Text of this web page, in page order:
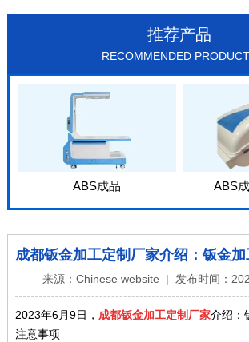
推荐产品
RECOMMENDED
ABS成品 ABS
来源： Chinese website | 发布时间：
2023年6月9日， 成都钣金加工定制厂家介绍：
注意事项